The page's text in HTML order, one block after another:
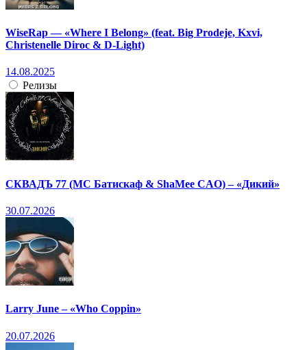
WiseRap — «Where I Belong» (feat. Big Prodeje, Kxvi,
Christenelle Diroc & D-Light)
14.08.2025
Релизы
СКВАДЪ 77 (МС Батискаф & ShaMee CAO) – «Дикий»
30.07.2026
Larry June – «Who Coppin»
20.07.2026